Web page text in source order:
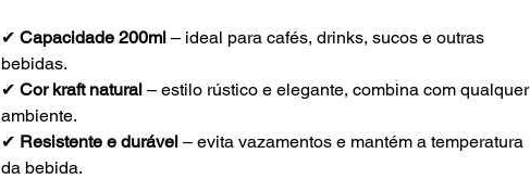
✔ Capacidade 200ml – ideal para cafés, drinks, sucos e outras
bebidas.
✔ Cor kraft natural – estilo rústico e elegante, combina com qualquer
ambiente.
✔ Resistente e durável – evita vazamentos e mantém a temperatura
da bebida.